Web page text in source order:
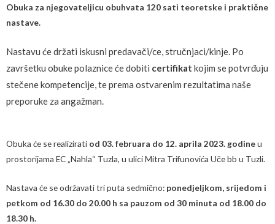
Obuka za njegovateljicu obuhvata 120 sati teoretske i praktične
nastave.
Nastavu će držati iskusni predavači/ce, stručnjaci/kinje. Po
završetku obuke polaznice će dobiti certifikat kojim se potvrđuju
stečene kompetencije, te prema ostvarenim rezultatima naše
preporuke za angažman.
Obuka će se realizirati od 03. februara do 12. aprila 2023. godineu
prostorijama EC „Nahla“ Tuzla, u ulici Mitra Trifunovića Uče bb u Tuzli.
Nastava će se održavati tri puta sedmično: ponedjeljkom, srijedom i
petkom od 16.30 do 20.00 h sa pauzom od 30 minuta od 18.00 do
18.30 h.